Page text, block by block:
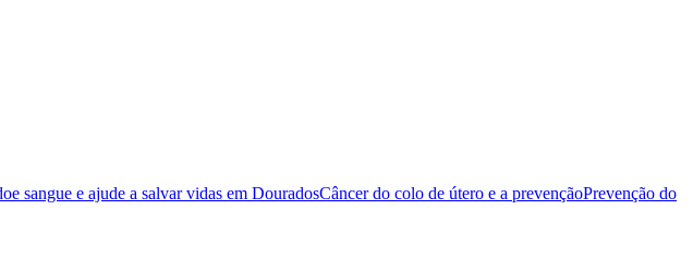
sangue e ajude a salvar vidas em DouradosCâncer do colo de útero e a prevençãoPrevenção do